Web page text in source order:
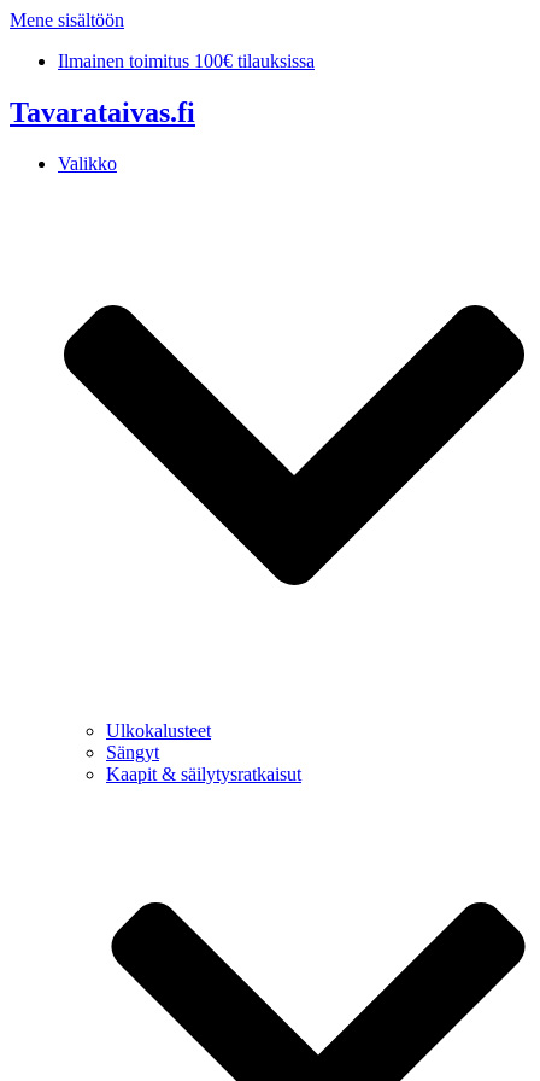
Mene sisältöön
Ilmainen toimitus 100€ tilauksissa
Tavarataivas.fi
Valikko
Ulkokalusteet
Sängyt
Kaapit & säilytysratkaisut